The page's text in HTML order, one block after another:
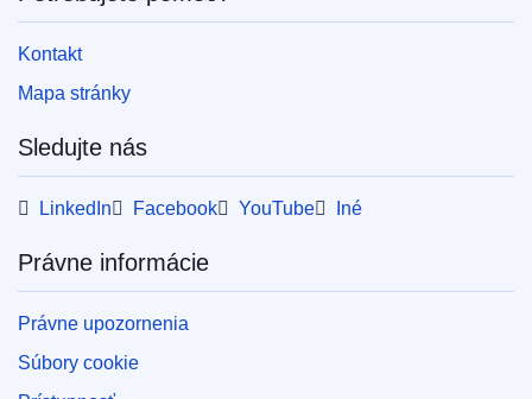
Kontakt
Mapa stránky
Sledujte nás
LinkedIn Facebook YouTube Iné
Právne informácie
Právne upozornenia
Súbory cookie